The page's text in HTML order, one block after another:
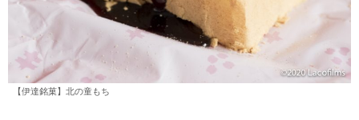
【伊達銘菓】北の童もち